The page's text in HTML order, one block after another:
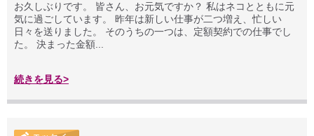
お久しぶりです。 皆さん、お元気ですか？ 私はネコとともに元
気に過ごしています。 昨年は新しい仕事が二つ増え、忙しい
日々を送りました。 そのうちの一つは、定額契約での仕事でし
た。 決まった金額...
続きを見る>